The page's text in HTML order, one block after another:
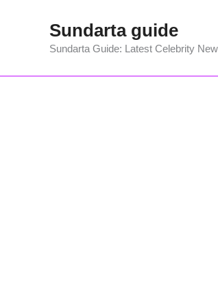
Sundarta guide
Sundarta Guide: Latest Celebrity